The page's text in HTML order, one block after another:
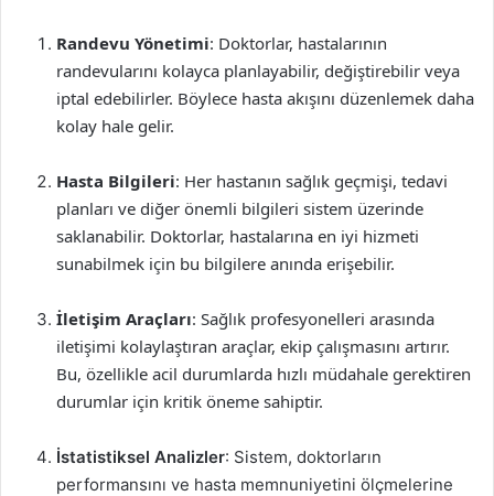
Randevu Yönetimi: Doktorlar, hastalarının
randevularını kolayca planlayabilir, değiştirebilir veya
iptal edebilirler. Böylece hasta akışını düzenlemek daha
kolay hale gelir.
Hasta Bilgileri: Her hastanın sağlık geçmişi, tedavi
planları ve diğer önemli bilgileri sistem üzerinde
saklanabilir. Doktorlar, hastalarına en iyi hizmeti
sunabilmek için bu bilgilere anında erişebilir.
İletişim Araçları: Sağlık profesyonelleri arasında
iletişimi kolaylaştıran araçlar, ekip çalışmasını artırır.
Bu, özellikle acil durumlarda hızlı müdahale gerektiren
durumlar için kritik öneme sahiptir.
İstatistiksel Analizler: Sistem, doktorların
performansını ve hasta memnuniyetini ölçmelerine